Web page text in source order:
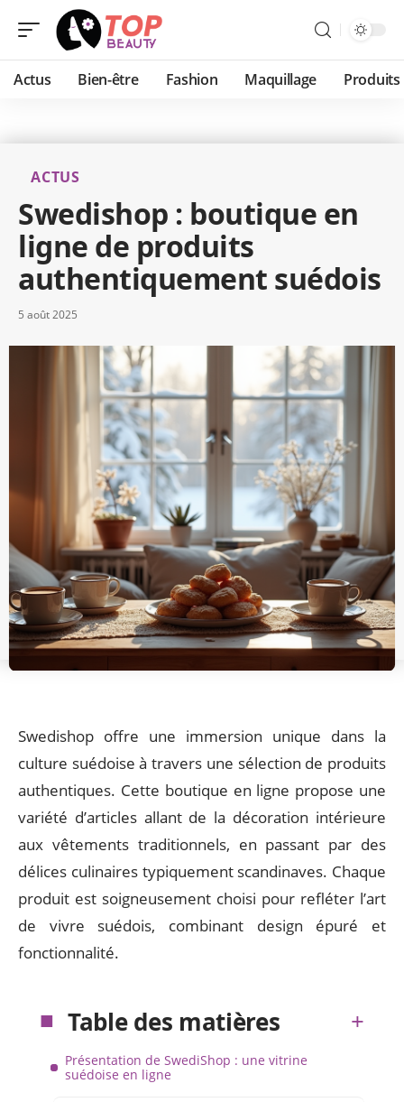
Actus Bien-être Fashion Maquillage Produits
ACTUS
Swedishop : boutique en
ligne de produits
authentiquement suédois
5 août 2025
Swedishop offre une immersion unique dans la
culture suédoise à travers une sélection de produits
authentiques. Cette boutique en ligne propose une
variété d’articles allant de la décoration intérieure
aux vêtements traditionnels, en passant par des
délices culinaires typiquement scandinaves. Chaque
produit est soigneusement choisi pour refléter l’art
de vivre suédois, combinant design épuré et
fonctionnalité.
Table des matières
Présentation de SwediShop : une vitrine
suédoise en ligne